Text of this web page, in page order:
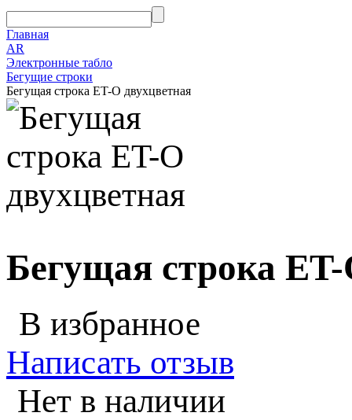
Главная
AR
Электронные табло
Бегущие строки
Бегущая строка ET-O двухцветная
Бегущая строка ET-
В избранное
Написать отзыв
Нет в наличии